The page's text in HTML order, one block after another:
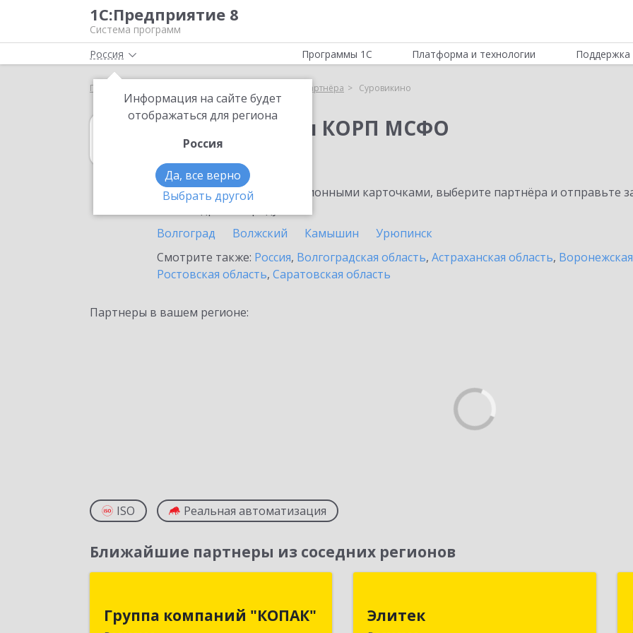
1С:Предприятие 8
Система программ
Россия
Информация на сайте будет
отображаться для региона
Россия
Да, все верно
Выбрать другой
Программы 1С Платформа и технологии Поддержка
Главная Выбор партнёра Суровикино
1С:Бухгалтерия КОРП МСФО
в Суровикино
Ознакомьтесь с информационными карточками, выберите партнёра и отправьте
Волгоград
Волжский Камышин
Урюпинск
Смотрите также: Россия, Волгоградская область, Астраханская область,
Ростовская область, Саратовская область
Партнеры в вашем регионе:
ISO Реальная автоматизация
Ближайшие партнеры из соседних регионов
Группа компаний "КОПАК"
400081, Волгоградская обл, Волгоград
Элитек